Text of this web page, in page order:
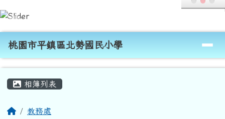
跳至主內容區
桃園市平鎮區北勢國民小學
導覽列
桃園市平鎮區北勢國民小學
相簿列表
回首頁教務處